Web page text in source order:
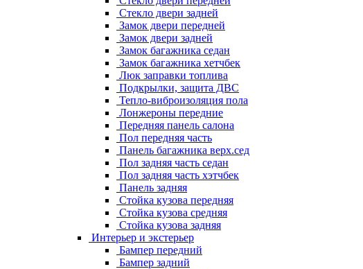
Стекло двери задней
Замок двери передней
Замок двери задней
Замок багажника седан
Замок багажника хетчбек
Люк заправки топлива
Подкрылки, защита ДВС
Тепло-виброизоляция пола
Лонжероны передние
Передняя панель салона
Пол передняя часть
Панель багажника верх.сед
Пол задняя часть седан
Пол задняя часть хэтчбек
Панель задняя
Стойка кузова передняя
Стойка кузова средняя
Стойка кузова задняя
Интерьер и экстерьер
Бампер передний
Бампер задний